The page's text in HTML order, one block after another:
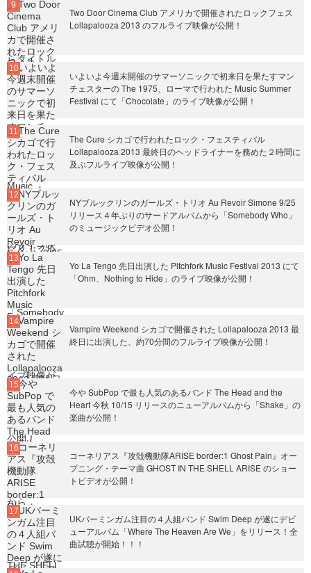
Two Door Cinema Club アメリカで開催されたロックフェス
Lollapalooza 2013 のフルライブ映像が公開！
いよいよ今週末開催のサマーソニックで初来日を果たすマン
チェスターの The 1975、ローマで行われた Music Summer
Festival にて「Chocolate」のライブ映像が公開！
The Cure シカゴで行われたロック・フェスティバル
Lollapalooza 2013 最終日のヘッドライナーを務めた２時間に
及ぶフルライブ映像が公開！
NYブルックリンのガールズ・トリオ Au Revoir Simone 9/25
リリース４年ぶりのサードアルバムから「Somebody Who」
のミュージックビデオ公開！
Yo La Tengo 先日出演した Pitchfork Music Festival 2013 にて
「Ohm、Nothing to Hide」のライブ映像が公開！
Vampire Weekend シカゴで開催された Lollapalooza 2013 最
終日に出演した、約70分間のフルライブ映像が公開！
今や SubPop で最も人気のあるバンド The Head and the
Heart 今秋 10/15 リリースのニューアルバムから「Shake」の
楽曲が公開！
コーネリアス『攻殻機動隊ARISE border:1 Ghost Pain』オー
プニング・テーマ曲 GHOST IN THE SHELL ARISE のショー
トビデオが公開！
UKバーミンガム注目の４人組バンド Swim Deep が遂にデビ
ューアルバム「Where The Heaven Are We」をリリース！全
曲試聴が開始！！！